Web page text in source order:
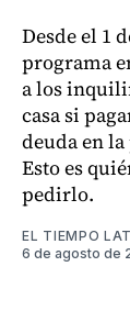
Desde el 1
programa
a los
casa si
deuda en
Esto es
pedirlo.
EL TIEMPO
6 de agosto de